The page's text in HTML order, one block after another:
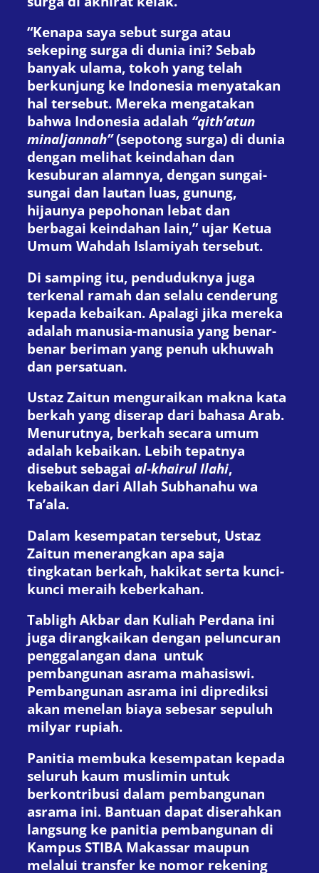
“Kenapa saya sebut surga atau
sekeping surga di dunia ini? Sebab
banyak ulama, tokoh yang telah
berkunjung ke Indonesia menyatakan
hal tersebut. Mereka mengatakan
bahwa Indonesia adalah “qith’atun
minaljannah”(sepotong surga) di dunia
dengan melihat keindahan dan
kesuburan alamnya, dengan sungai-
sungai dan lautan luas, gunung,
hijaunya pepohonan lebat dan
berbagai keindahan lain,” ujar Ketua
Umum Wahdah Islamiyah tersebut.
Di samping itu, penduduknya juga
terkenal ramah dan selalu cenderung
kepada kebaikan. Apalagi jika mereka
adalah manusia-manusia yang benar-
benar beriman yang penuh ukhuwah
dan persatuan.
Ustaz Zaitun menguraikan makna kata
berkah yang diserap dari bahasa Arab.
Menurutnya, berkah secara umum
adalah kebaikan. Lebih tepatnya
disebut sebagai al-khairul Ilahi,
kebaikan dari Allah Subhanahu wa
Ta’ala.
Dalam kesempatan tersebut, Ustaz
Zaitun menerangkan apa saja
tingkatan berkah, hakikat serta kunci-
kunci meraih keberkahan.
Tabligh Akbar dan Kuliah Perdana ini
juga dirangkaikan dengan peluncuran
penggalangan dana untuk
pembangunan asrama mahasiswi.
Pembangunan asrama ini diprediksi
akan menelan biaya sebesar sepuluh
milyar rupiah.
Panitia membuka kesempatan kepada
seluruh kaum muslimin untuk
berkontribusi dalam pembangunan
asrama ini. Bantuan dapat diserahkan
langsung ke panitia pembangunan di
Kampus STIBA Makassar maupun
melalui transfer ke nomor rekening